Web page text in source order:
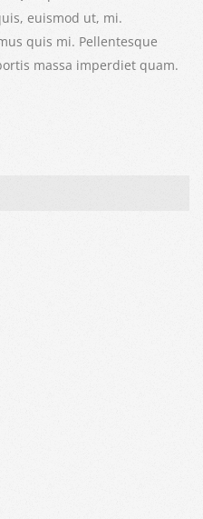
euismod ut, mi.
quis mi. Pellentesque
massa imperdiet quam.